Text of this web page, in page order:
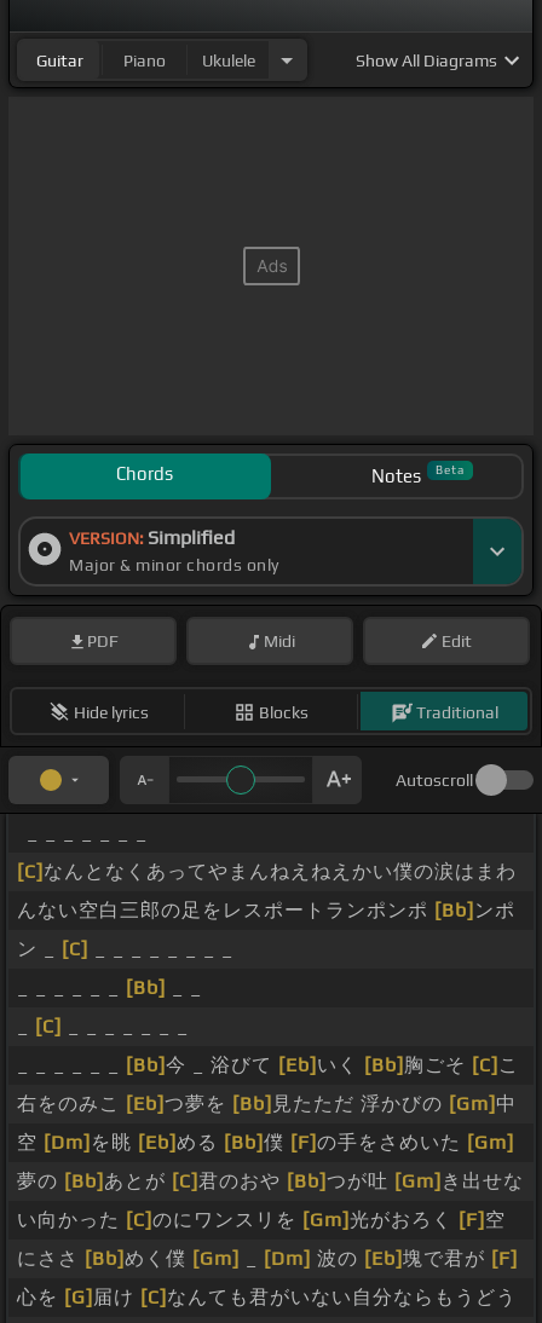
[Bb] [C]
[Gm]
[C]だけなんて ほさっと吐いて
覚
僕に残す知らない [C] [Gm]愛を
僕を[Cm]殺しちゃった[Dm]
[Cm] ないように笑[C]って
もっと 歌ってよもういらないから さねぇ[Eb]さて 歌
ってよ僕も 愛のひら サンオン なんてもう今 君の以降
僕に 目を 覗く
愛情愛情で 恋と思う感情みたいなん
て なんて消え去ってしまってよいつも笑う僕も[Db]
ここで止まらないで泣いて笑ってよ一等星 僕は君と 今
は愛情で シュトラ瞬間 昇っている[Abm]
[B]
Guitar Piano Ukulele ShowAll Diagrams
Chords Notes Beta
VERSION: Simplified
Major & minor chords only
PDF Midi Edit
Hide lyrics Blocks Traditional
Autoscroll
[C] なんとなくあってやまんねえねえかい僕の涙はまわ
んない空白三郎の足をレスポートランポンポ [Bb] ンポ
ン _
[C]
[Bb]
[C]
[Bb]今 _ 浴びて [Eb] いく [Bb] 胸ごそ [C] こ
右をのみこ
[Eb]つ夢を [Bb] 見たただ 浮かびの [Gm] 中
空 [Dm] を眺 [Eb]める [Bb]僕 [F]の手をさめいた [Gm]
夢の [Bb] あとが [C]君のおや [Bb]つが吐 [Gm] き出せな
い向かった [C]のにワンスリを [Gm]光がおろく [F] 空
にささ
[Bb]めく僕 [Gm] [Dm] 波の [Eb]塊で君が [F]
心を [G] 届け [C] なんても君がいない自分ならもうどう